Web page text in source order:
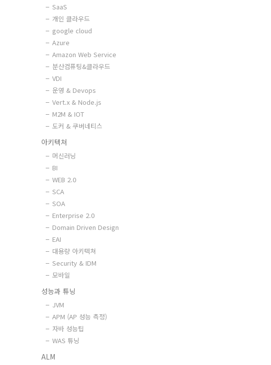
SaaS
개인 클라우드
google cloud
Azure
Amazon Web Service
분산컴퓨팅&클라우드
VDI
운영 & Devops
Vert.x & Node.js
M2M & IOT
도커 & 쿠버네티스
아키텍쳐
머신러닝
BI
WEB 2.0
SCA
SOA
Enterprise 2.0
Domain Driven Design
EAI
대용량 아키텍쳐
Security & IDM
모바일
성능과 튜닝
JVM
APM (AP 성능 측정)
자바 성능팁
WAS 튜닝
ALM